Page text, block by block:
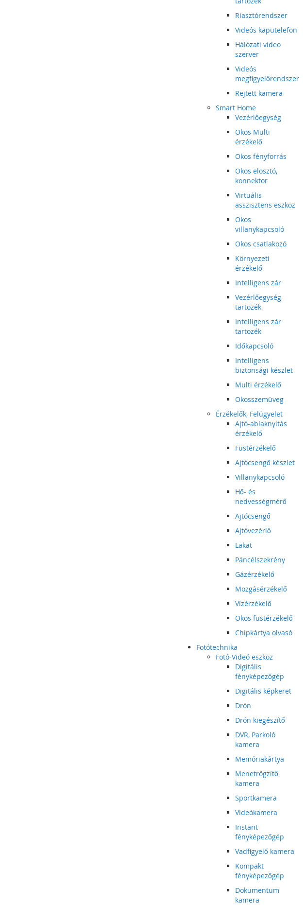
Riasztórendszer
Videós kaputelefon
Hálózati video
szerver
Videós
megfigyelőrendszer
Rejtett kamera
Smart Home
Vezérlőegység
Okos Multi
érzékelő
Okos fényforrás
Okos elosztó,
konnektor
Virtuális
asszisztens eszköz
Okos
villanykapcsoló
Okos csatlakozó
Környezeti
érzékelő
Intelligens zár
Vezérlőegység
tartozék
Intelligens zár
tartozék
Időkapcsoló
Intelligens
biztonsági készlet
Multi érzékelő
Okosszemüveg
Érzékelők, Felügyelet
Ajtó-ablaknyitás
érzékelő
Füstérzékelő
Ajtócsengő készlet
Villanykapcsoló
Hő- és
nedvességmérő
Ajtócsengő
Ajtóvezérlő
Lakat
Páncélszekrény
Gázérzékelő
Mozgásérzékelő
Vízérzékelő
Okos füstérzékelő
Chipkártya olvasó
Fotótechnika
Fotó-Videó eszköz
Digitális
fényképezőgép
Digitális képkeret
Drón
Drón kiegészítő
DVR, Parkoló
kamera
Memóriakártya
Menetrögzítő
kamera
Sportkamera
Videókamera
Instant
fényképezőgép
Vadfigyelő kamera
Kompakt
fényképezőgép
Dokumentum
kamera